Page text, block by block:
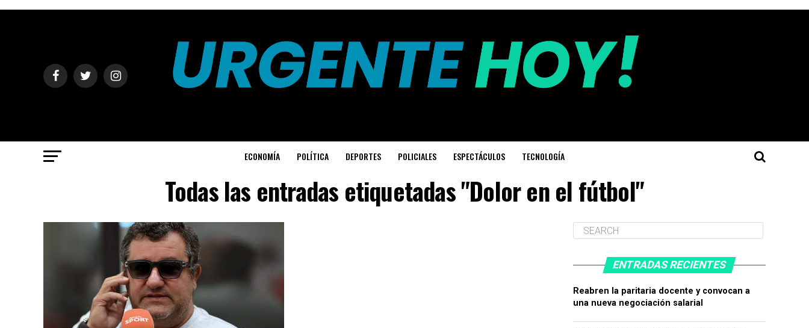
ECONOMÍA POLÍTICA DEPORTES POLICIALES ESPECTÁCULOS TECNOLOGÍA
Todas las entradas etiquetadas "Dolor en el fútbol"
ENTRADAS RECIENTES
Reabren la paritaria docente y convocan a
una nueva negociación salarial